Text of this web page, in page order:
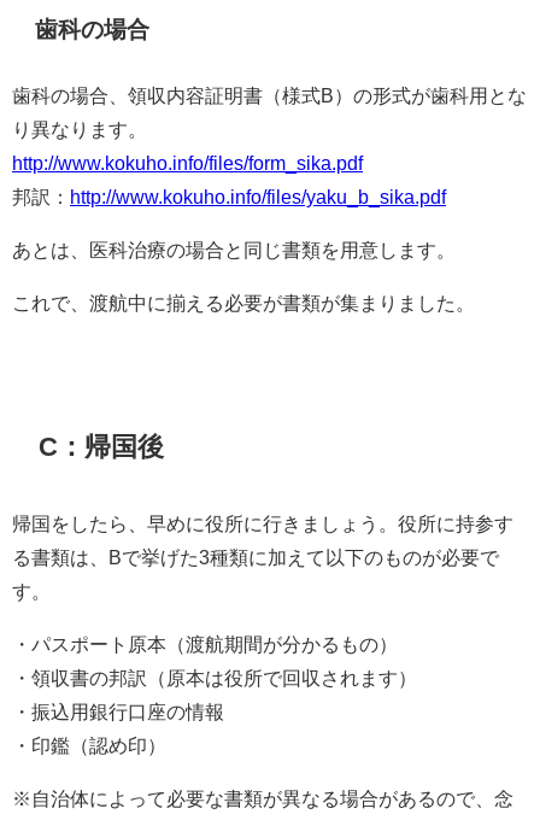
歯科の場合
歯科の場合、領収内容証明書（様式B）の形式が歯科用とな
り異なります。
http://www.kokuho.info/files/form_sika.pdf
邦訳： http://www.kokuho.info/files/yaku_b_sika.pdf
あとは、医科治療の場合と同じ書類を用意します。
これで、渡航中に揃える必要が書類が集まりました。
C：帰国後
帰国をしたら、早めに役所に行きましょう。役所に持参す
る書類は、Bで挙げた3種類に加えて以下のものが必要で
す。
・パスポート原本（渡航期間が分かるもの）
・領収書の邦訳（原本は役所で回収されます）
・振込用銀行口座の情報
・印鑑（認め印）
※自治体によって必要な書類が異なる場合があるので、念